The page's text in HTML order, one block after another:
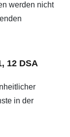
werden nicht
12 DSA
in der